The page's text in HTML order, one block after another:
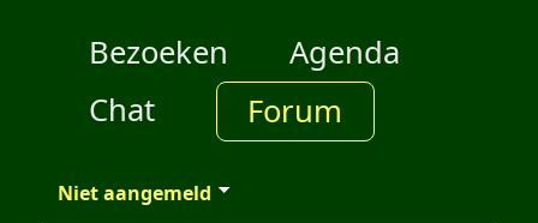
Bezoeken
Agenda
Chat
Forum
Niet aangemeld